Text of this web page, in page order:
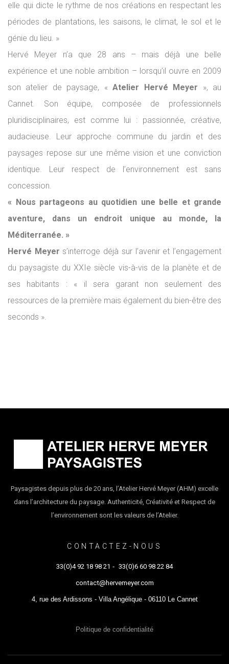
elle qui dicte le rythme de nos créations en respectant les
périodes de plantations, les saisons, le climat, le sol et le
génie du lieu. »
Hervé Meyer n’a que 28 ans – mais déjà une belle
expérience et une noble ambition – lorsqu’il ouvre en 2009
son atelier de paysage, «Atelier Hervé Meyer », au
Cannet. Son équipe, composée de professionnels
pluridisciplinaires, est comme lui : passionnée, créative,
audacieuse. Leur approche commune du jardin et des
paysages repose sur une même vision et une conviction
identique. Leur respect de l’environnement est sans
concession.
« Nous partageons au quotidien une belle et grande
aventure, dans un endroit unique au monde, la
Méditerranée. »
Hervé Meyer s’interroge déjà sur l’avenir et l’engagement
du paysagiste du XXIe siècle vis-à-vis de la planète et de
ses habitants : « il sera garant non seulement des
ressources de la première mais également du bien-être des
seconds ».
Paysagistes depuis plus de 20 ans, l’Atelier Hervé Meyer (AHM) excelle
dans l’architecture du paysage. Authenticité, Créativité et Respect de
l’environnement sont les valeurs de l’Atelier.
CONTACTEZ-NOUS
33(0)4 92 18 98 21 - 33(0)6 60 98 22 84
contact@hervemeyer.com
4, rue des Ardissons - Villa Angélique - 06110 Le Cannet
Politique de confidentialité